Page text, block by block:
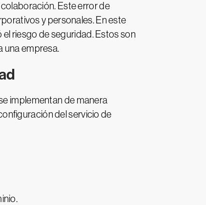
Este error de
y personales. En este
riesgo de seguridad. Estos son
una empresa.
implementan de manera
del servicio de